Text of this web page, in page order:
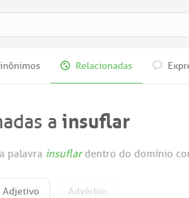
Relacionadas
a insuflar
palavra insuflardentro do domínio
Adjetivo Advérbio